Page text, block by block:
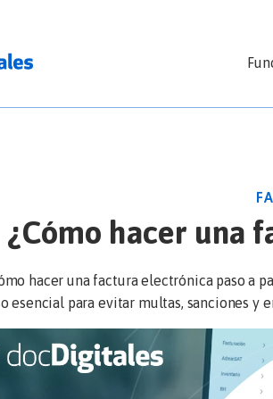
¿Cómo hacer una
hacer una factura electrónica paso a
esencial para evitar multas, sanciones y